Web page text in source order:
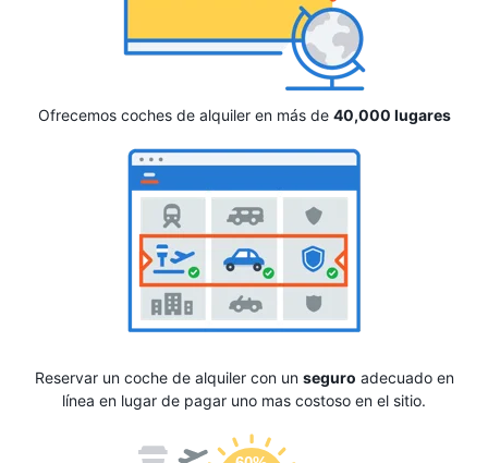
Ofrecemos coches de alquiler en más de 40,000 lugares
Reservar un coche de alquiler con un seguro adecuado en
línea en lugar de pagar uno mas costoso en el sitio.